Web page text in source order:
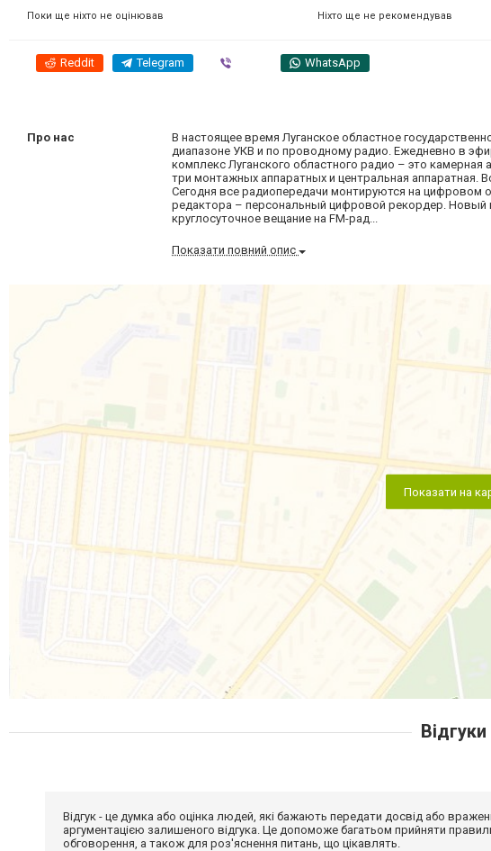
Поки ще ніхто не оцінював Ніхто ще не рекомендував
Reddit Telegram WhatsApp
Про нас
В настоящее время Луганское областное
диапазоне УКВ и по проводному радио. Ежедневно в
комплекс Луганского областного радио – это
три монтажных аппаратных и центральная
Сегодня все радиопередачи монтируются на цифровом
редактора – персональный цифровой рекордер. Новый
круглосуточное вещание на FM-рад...
Показати повний опис
Показати на
Відгуки
Відгук - це думка або оцінка людей, які бажають передати досвід або
аргументацією залишеного відгука. Це допоможе багатьом прийняти
обговорення, а також для роз'яснення питань, що цікавлять.